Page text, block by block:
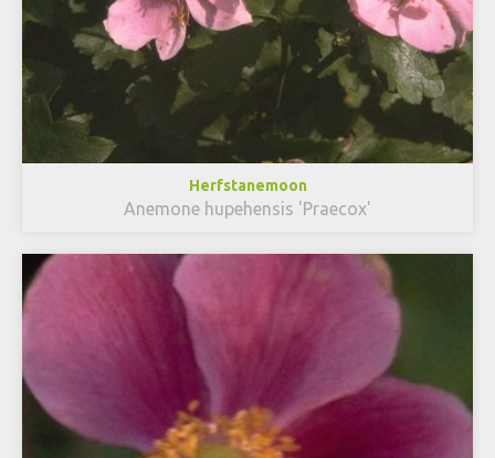
Herfstanemoon
Anemone hupehensis 'Praecox'